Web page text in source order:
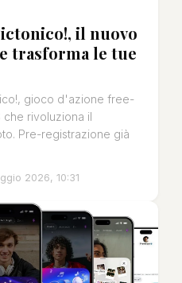
il nuovo
trasforma le tue
gioco d'azione free-
rivoluziona il
Pre-registrazione già
2026, 10:31